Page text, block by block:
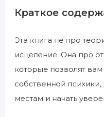
Краткое
Эта книга не про
исцеление. Она про
которые позволят вам
собственной
местам и начать